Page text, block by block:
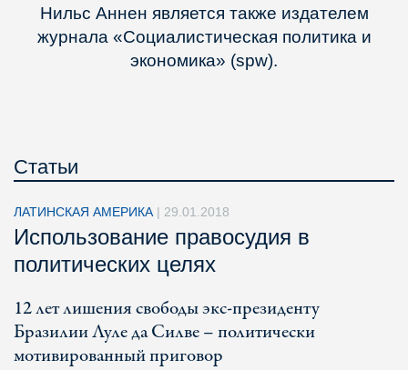
Нильс Аннен является также издателем
журнала «Социалистическая политика и
экономика» (spw).
Статьи
ЛАТИНСКАЯ АМЕРИКА | 29.01.2018
Использование правосудия в
политических целях
12 лет лишения свободы экс-президенту
Бразилии Луле да Силве – политически
мотивированный приговор